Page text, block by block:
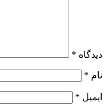
دیدگاه *
نام *
ایمیل *